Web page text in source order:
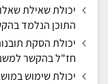
יכולת שאילת
התוכן הנלמד
יכולת הסקת
חז"ל בהקשר
יכולת שימוש